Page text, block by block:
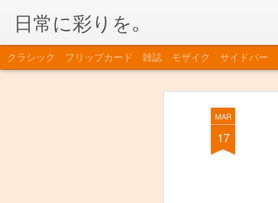
MAR
17
日常に彩りを｡
クラシック フリップカード 雑誌 モザイク サイドバー